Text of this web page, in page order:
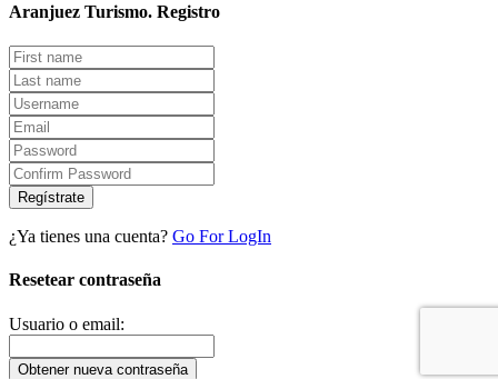
Aranjuez Turismo. Registro
Regístrate
¿Ya tienes una cuenta? Go For LogIn
Resetear contraseña
Usuario o email: